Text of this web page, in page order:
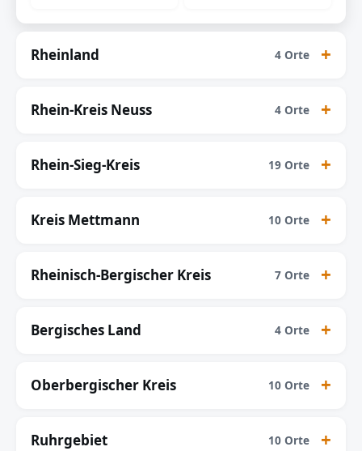
Rheinland 4 Orte
Rhein-Kreis Neuss 4 Orte
Rhein-Sieg-Kreis 19 Orte
Kreis Mettmann 10 Orte
Rheinisch-Bergischer Kreis 7 Orte
Bergisches Land 4 Orte
Oberbergischer Kreis 10 Orte
Ruhrgebiet 10 Orte